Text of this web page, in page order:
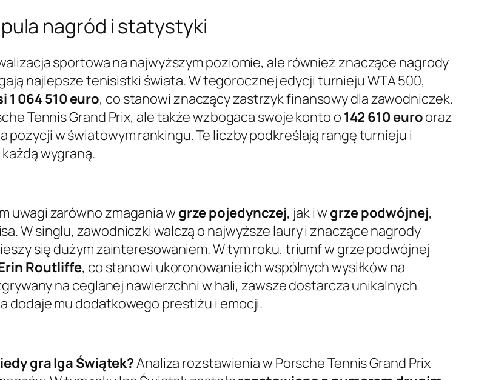
nagród i statystyki
sportowa na najwyższym poziomie, ale również znaczące nagrody
najlepsze tenisistki świata. W tegorocznej edycji turnieju WTA 500,
064 510 euro, co stanowi znaczący zastrzyk finansowy dla zawodniczek.
Tennis Grand Prix, ale także wzbogaca swoje konto o 142 610 eurooraz
pozycji w światowym rankingu. Te liczby podkreślają rangę turnieju i
wygraną.
uwagi zarówno zmagania w grze pojedynczej, jak i w grze podwójnej,
W singlu, zawodniczki walczą o najwyższe laury i znaczące nagrody
się dużym zainteresowaniem. W tym roku, triumf w grze podwójnej
Routliffe, co stanowi ukoronowanie ich wspólnych wysiłków na
na ceglanej nawierzchni w hali, zawsze dostarcza unikalnych
dodaje mu dodatkowego prestiżu i emocji.
gra Iga Świątek?Analiza rozstawienia w Porsche Tennis Grand Prix